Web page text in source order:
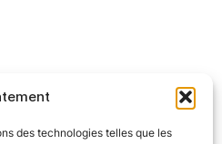
des technologies telles que les